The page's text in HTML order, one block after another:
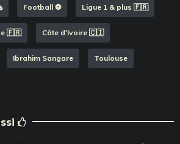
Football ⚽️ Ligue 1 & plus 🇫🇷
🇫🇷 Côte d'Ivoire 🇨🇮
Ibrahim Sangare Toulouse